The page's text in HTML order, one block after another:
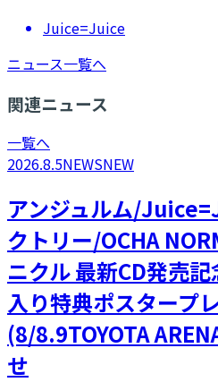
Juice=Juice
ニュース一覧へ
関連ニュース
一覧へ
2026.8.5NEWSNEW
アンジュルム/
クトリー/OCHA
ニクル 最新CD発売
入り特典ポスタープ
(8/8.9TOYOTA
せ